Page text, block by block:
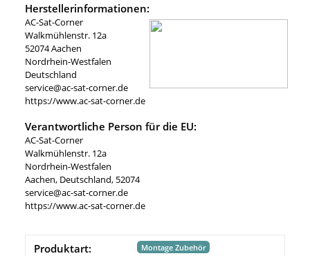
Herstellerinformationen:
AC-Sat-Corner
Walkmühlenstr. 12a
52074 Aachen
Nordrhein-Westfalen
Deutschland
service@ac-sat-corner.de
https://www.ac-sat-corner.de
Verantwortliche Person für die EU:
AC-Sat-Corner
Walkmühlenstr. 12a
Nordrhein-Westfalen
Aachen, Deutschland, 52074
service@ac-sat-corner.de
https://www.ac-sat-corner.de
Produktart: Montage Zubehör